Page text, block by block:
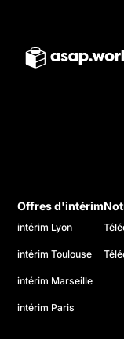
Offres d'intérim
intérim Lyon
intérim Toulouse
intérim Marseille
intérim Paris